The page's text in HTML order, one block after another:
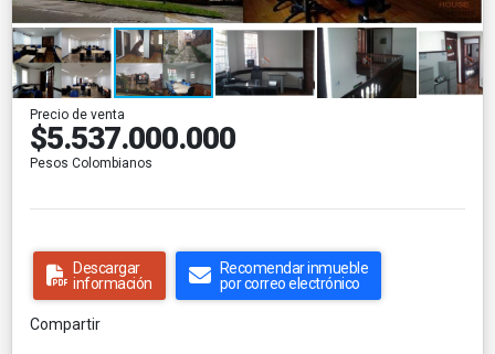
Precio de venta
$5.537.000.000
Pesos Colombianos
Descargar
información
Recomendar inmueble
por correo electrónico
Compartir